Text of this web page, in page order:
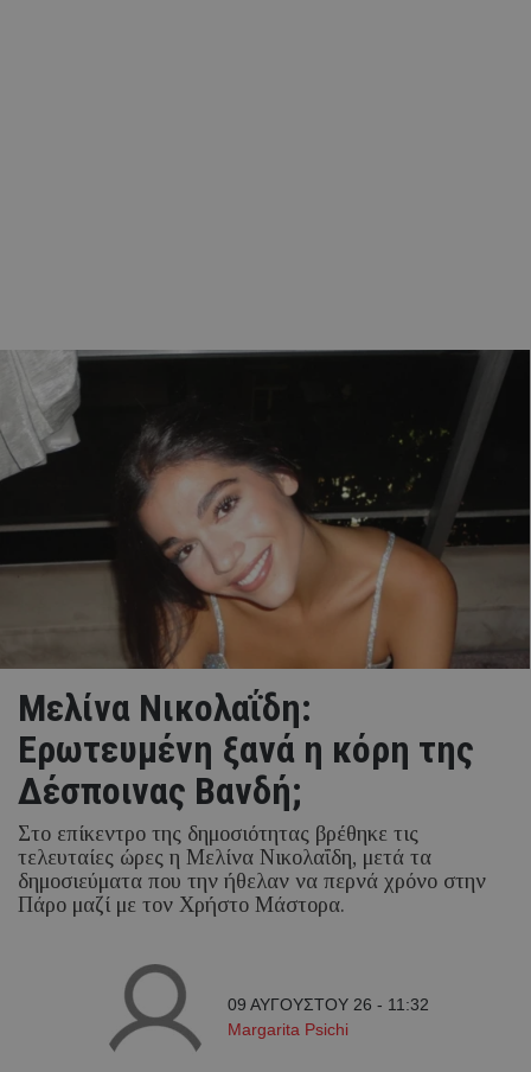
Μελίνα Νικολαΐδη:
Ερωτευμένη ξανά η κόρη της
Δέσποινας Βανδή;
Στο επίκεντρο της δημοσιότητας βρέθηκε τις
τελευταίες ώρες η Μελίνα Νικολαΐδη, μετά τα
δημοσιεύματα που την ήθελαν να περνά χρόνο στην
Πάρο μαζί με τον Χρήστο Μάστορα.
09 ΑΥΓΟΥΣΤΟΥ 26 - 11:32
Margarita Psichi